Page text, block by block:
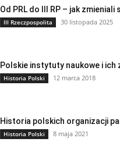
Od PRL do III RP – jak zmieniali
III Rzeczpospolita 30 listopada 2025
Polskie instytuty naukowe i ich
Historia Polski 12 marca 2018
Historia polskich organizacji
Historia Polski 8 maja 2021